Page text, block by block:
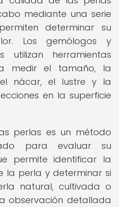
mediante una serie
determinar su
Los gemólogos y
utilizan herramientas
medir el tamaño, la
nácar, el lustre y la
en la superficie
perlas es un método
para evaluar su
permite identificar la
la perla y determinar si
natural, cultivada o
observación detallada